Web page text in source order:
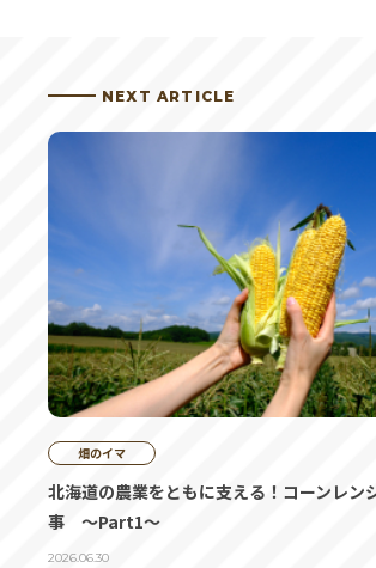
NEXT ARTICLE
畑のイマ
北海道の農業をともに支える！コーンレン
事 ～Part1～
2026.06.30